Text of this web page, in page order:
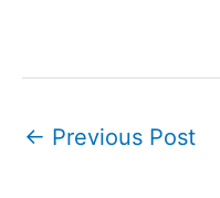
← Previous Post